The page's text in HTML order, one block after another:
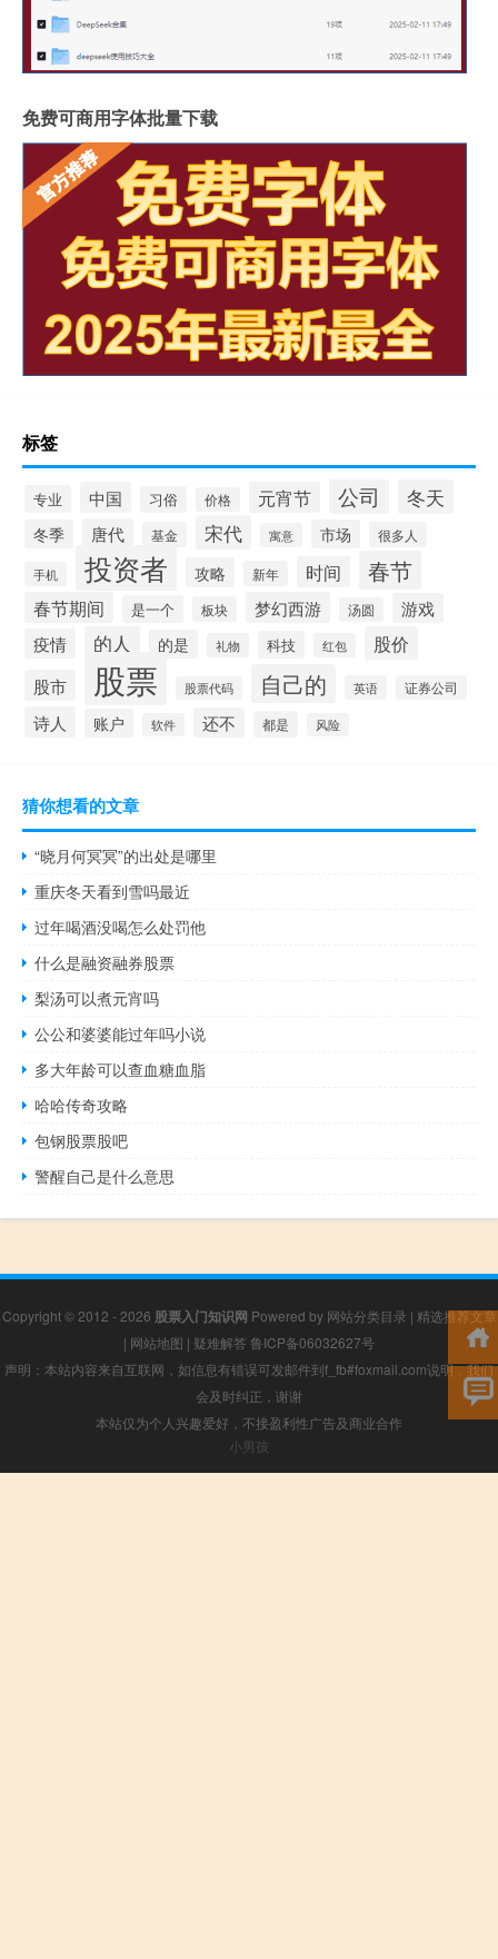
免费可商用字体批量下载
标签
专业 中国 习俗 价格 元宵节 公司 冬天
冬季 唐代 基金 宋代 寓意 市场 很多人
手机 投资者 攻略 新年 时间 春节
春节期间 是一个 板块 梦幻西游 汤圆
游戏
疫情
的人 的是 礼物 科技 红包 股价
股市 股票 股票代码 自己的 英语 证券公司
诗人 账户 软件 还不 都是 风险
猜你想看的文章
“晓月何冥冥”的出处是哪里
重庆冬天看到雪吗最近
过年喝酒没喝怎么处罚他
什么是融资融券股票
梨汤可以煮元宵吗
公公和婆婆能过年吗小说
多大年龄可以查血糖血脂
哈哈传奇攻略
包钢股票股吧
警醒自己是什么意思
Copyright © 2012 - 2026 股票入门知识网 Powered by 网站分类目录 | 精选推荐文章
| 网站地图 | 疑难解答 鲁ICP备06032627号
声明：本站内容来自互联网，如信息有错误可发邮件到f_fb#foxmail.com说明，我们
会及时纠正，谢谢
本站仅为个人兴趣爱好，不接盈利性广告及商业合作
小男孩